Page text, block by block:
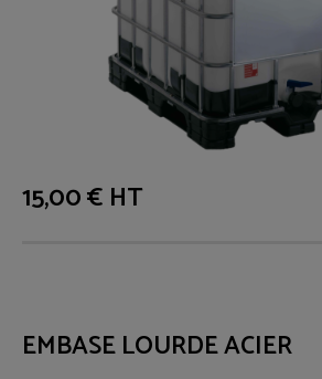
15,00 € HT
EMBASE LOURDE ACIER